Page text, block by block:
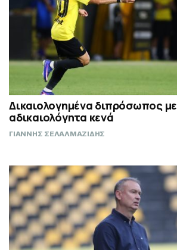
Δικαιολογημένα διπρόσωπος με
αδικαιολόγητα κενά
ΓΙΑΝΝΗΣ ΣΕΛΑΛΜΑΖΙΔΗΣ